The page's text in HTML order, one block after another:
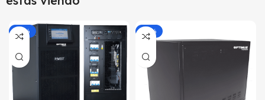
-18% -21%